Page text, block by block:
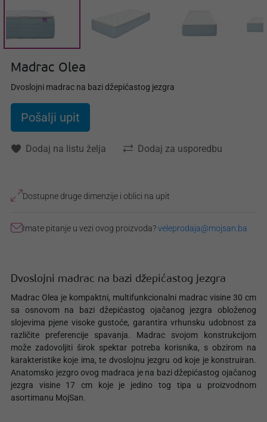
Madrac Olea
Dvoslojni madrac na bazi džepićastog jezgra
Pošalji upit
Dodaj na listu želja Dodaj za usporedbu
Dostupne druge dimenzije i oblici na upit
Imate pitanje u vezi ovog proizvoda?veleprodaja@mojsan.ba
Dvoslojni madrac na bazi džepićastog jezgra
Madrac Olea je kompaktni, multifunkcionalni madrac visine 30 cm
sa osnovom na bazi džepićastog ojačanog jezgra obloženog
slojevima pjene visoke gustoće, garantira vrhunsku udobnost za
različite preferencije spavanja. Madrac svojom konstrukcijom
može zadovoljiti širok spektar potreba korisnika, s obzirom na
karakteristike koje ima, te dvoslojnu jezgru od koje je konstruiran.
Anatomsko jezgro ovog madraca je na bazi džepićastog ojačanog
jezgra visine 17 cm koje je jedino tog tipa u proizvodnom
asortimanu MojSan.